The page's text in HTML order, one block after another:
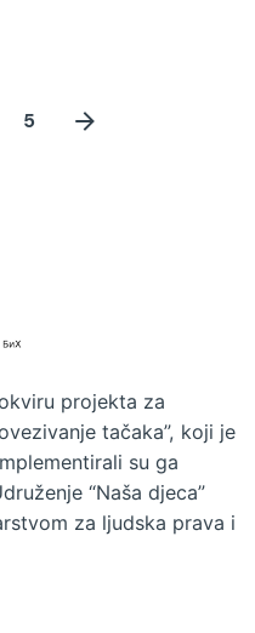
5
projekta za
tačaka”, koji je
su ga
“Naša djeca”
za ljudska prava i